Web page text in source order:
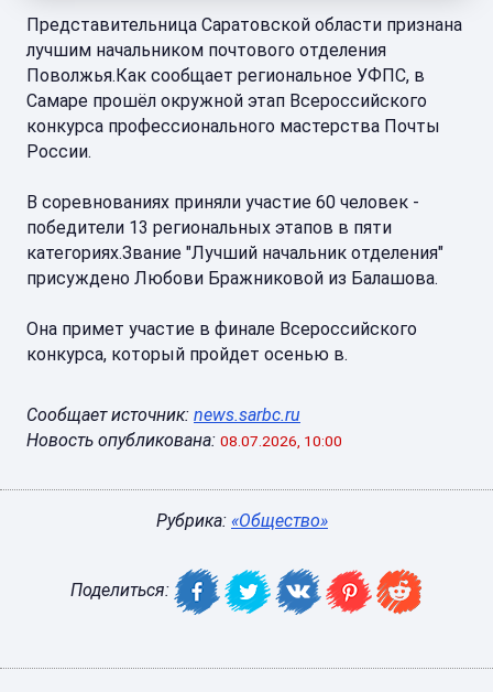
Представительница Саратовской области признана
лучшим начальником почтового отделения
Поволжья.Как сообщает региональное УФПС, в
Самаре прошёл окружной этап Всероссийского
конкурса профессионального мастерства Почты
России.
В соревнованиях приняли участие 60 человек -
победители 13 региональных этапов в пяти
категориях.Звание "Лучший начальник отделения"
присуждено Любови Бражниковой из Балашова.
Она примет участие в финале Всероссийского
конкурса, который пройдет осенью в.
Сообщает источник: news.sarbc.ru
Новость опубликована: 08.07.2026, 10:00
Рубрика: «Общество»
Поделиться: